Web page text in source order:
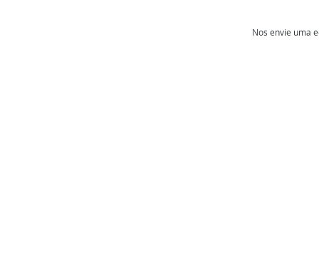
Nos envie uma